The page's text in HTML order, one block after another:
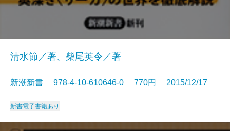
清水節／著、柴尾英令／著
新潮新書 978-4-10-610646-0 770円 2015/12/17
新書電子書籍あり